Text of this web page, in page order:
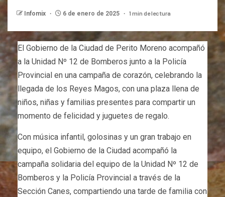
Infomix 6 de enero de 2025 1 min de lectura
El Gobierno de la Ciudad de Perito Moreno acompañó
a la Unidad Nº 12 de Bomberos junto a la Policía
Provincial en una campaña de corazón, celebrando la
llegada de los Reyes Magos, con una plaza llena de
niños, niñas y familias presentes para compartir un
momento de felicidad y juguetes de regalo.
Con música infantil, golosinas y un gran trabajo en
equipo, el Gobierno de la Ciudad acompañó la
campaña solidaria del equipo de la Unidad Nº 12 de
Bomberos y la Policía Provincial a través de la
Sección Canes, compartiendo una tarde de familia con